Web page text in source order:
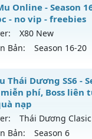
LONG 6.9 - 🌍
ra tháng 08 2026
03/08/2626
Non Reset
Mu Nguyên bản
XShield
Online - Season
- no vip - freebies
X80 New
Bản:
Season 16-20
Mu Online - Max
mới ra tháng 08
80x - Drop: 35%
Thái Dương SS6 -
phí, Boss liên
nạp
Thái Dương Clasic
Bản:
Season 6